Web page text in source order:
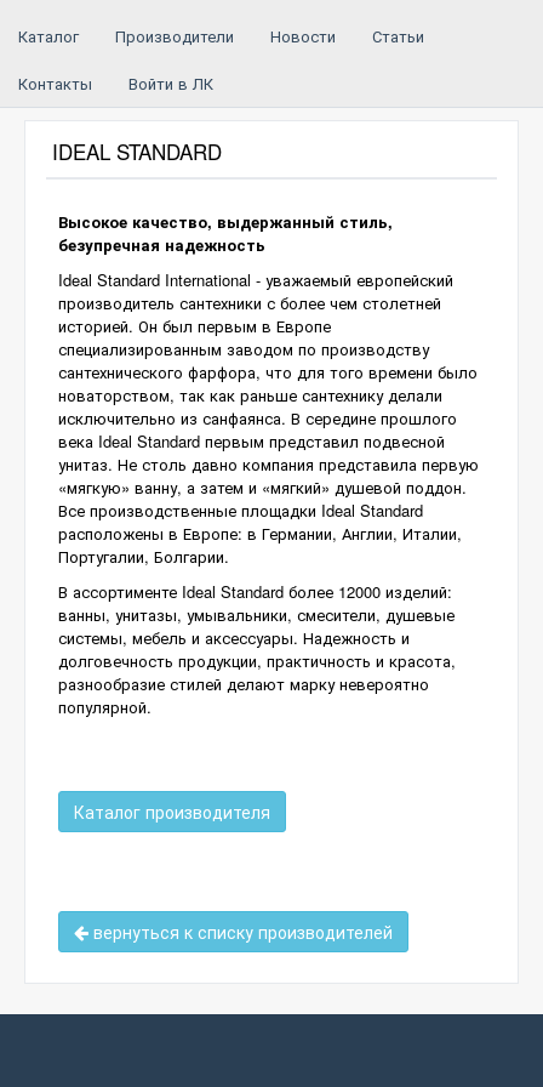
Каталог Производители Новости Статьи
Контакты Войти в ЛК
IDEAL STANDARD
Высокое качество, выдержанный стиль,
безупречная надежность
Ideal Standard International - уважаемый европейский
производитель сантехники с более чем столетней
историей. Он был первым в Европе
специализированным заводом по производству
сантехнического фарфора, что для того времени было
новаторством, так как раньше сантехнику делали
исключительно из санфаянса. В середине прошлого
века Ideal Standard первым представил подвесной
унитаз. Не столь давно компания представила первую
«мягкую» ванну, а затем и «мягкий» душевой поддон.
Все производственные площадки Ideal Standard
расположены в Европе: в Германии, Англии, Италии,
Португалии, Болгарии.
В ассортименте Ideal Standard более 12000 изделий:
ванны, унитазы, умывальники, смесители, душевые
системы, мебель и аксессуары. Надежность и
долговечность продукции, практичность и красота,
разнообразие стилей делают марку невероятно
популярной.
Каталог производителя
вернуться к списку производителей